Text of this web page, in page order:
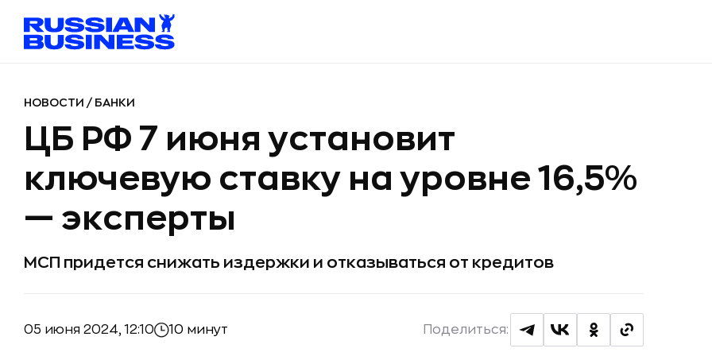
НОВОСТИ / БАНКИ
ЦБ РФ 7 июня установит
ключевую ставку на уровне 16,5%
— эксперты
МСП придется снижать издержки и отказываться от кредитов
05 июня 2024, 12:10 10 минут Поделиться: